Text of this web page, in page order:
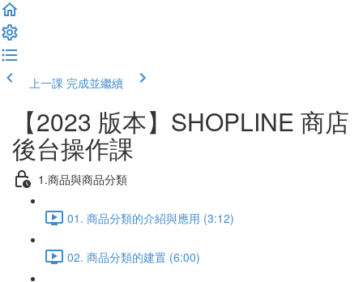
上一課 完成並繼續
【2023 版本】SHOPLINE 商店
後台操作課
1.商品與商品分類
01. 商品分類的介紹與應用 (3:12)
02. 商品分類的建置 (6:00)